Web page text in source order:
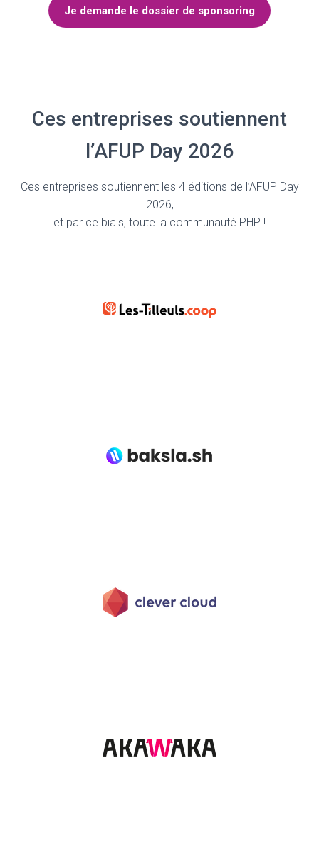
Je demande le dossier de sponsoring
Ces entreprises soutiennent
l’AFUP Day 2026
Ces entreprises soutiennent les 4 éditions de l’AFUP Day
2026,
et par ce biais, toute la communauté PHP !